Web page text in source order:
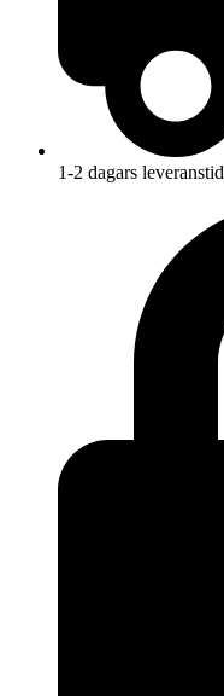
1-2 dagars leveranstid